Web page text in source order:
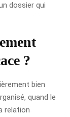
dossier qui
?
bien
quand le
relation